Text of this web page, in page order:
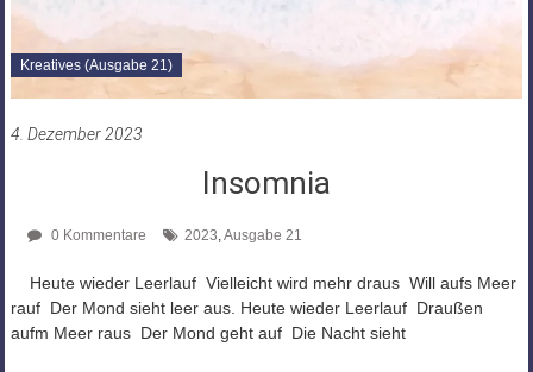
Kreatives (Ausgabe 21)
4. Dezember 2023
Insomnia
0 Kommentare 2023 Ausgabe 21
Heute wieder Leerlauf Vielleicht wird mehr draus Will aufs Meer
rauf Der Mond sieht leer aus. Heute wieder Leerlauf Draußen
aufm Meer raus Der Mond geht auf Die Nacht sieht